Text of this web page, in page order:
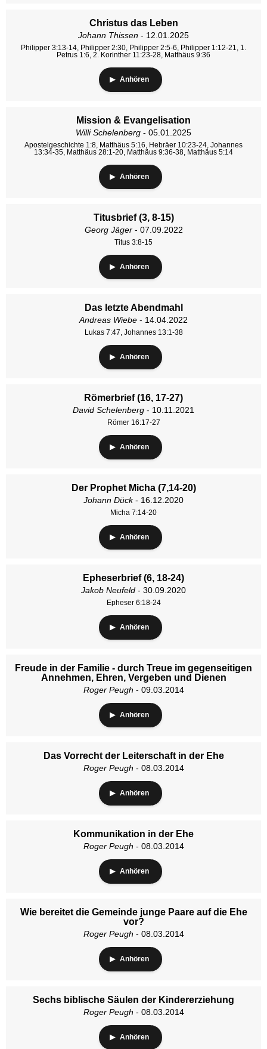
Christus das Leben
Johann Thissen - 12.01.2025
Philipper 3:13-14, Philipper 2:30, Philipper 2:5-6, Philipper 1:12-21, 1.
Petrus 1:6, 2. Korinther 11:23-28, Matthäus 9:36
Anhören
Mission & Evangelisation
Willi Schelenberg - 05.01.2025
Apostelgeschichte 1:8, Matthäus 5:16, Hebräer 10:23-24, Johannes
13:34-35, Matthäus 28:1-20, Matthäus 9:36-38, Matthäus 5:14
Anhören
Titusbrief (3, 8-15)
Georg Jäger- 07.09.2022
Titus 3:8-15
Anhören
Das letzte Abendmahl
Andreas Wiebe - 14.04.2022
Lukas 7:47, Johannes 13:1-38
Anhören
Römerbrief (16, 17-27)
David Schelenberg - 10.11.2021
Römer 16:17-27
Anhören
Der Prophet Micha (7,14-20)
Johann Dück- 16.12.2020
Micha 7:14-20
Anhören
Epheserbrief (6, 18-24)
Jakob Neufeld - 30.09.2020
Epheser 6:18-24
Anhören
Freude in der Familie - durch Treue im gegenseitigen
Annehmen, Ehren, Vergeben und Dienen
Roger Peugh - 09.03.2014
Anhören
Das Vorrecht der Leiterschaft in der Ehe
Roger Peugh - 08.03.2014
Anhören
Kommunikation in der Ehe
Roger Peugh - 08.03.2014
Anhören
Wie bereitet die Gemeinde junge Paare auf die Ehe
vor?
Roger Peugh - 08.03.2014
Anhören
Sechs biblische Säulen der Kindererziehung
Roger Peugh - 08.03.2014
Anhören